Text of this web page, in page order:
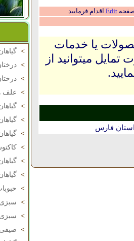
>
>
>
> علف
>
>
>
>
>
>
>
>
>
>
صفحهEdit اقدام فرمایید
یا خدمات
میتوانید از
فارس